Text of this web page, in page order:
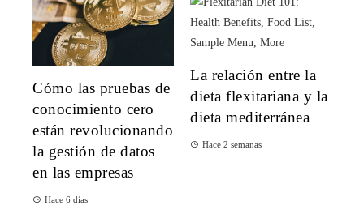
Cómo las pruebas de
conocimiento cero
están revolucionando
la gestión de datos
en las empresas
Hace 6 días
La relación entre la
dieta flexitariana y la
dieta mediterránea
Hace 2 semanas